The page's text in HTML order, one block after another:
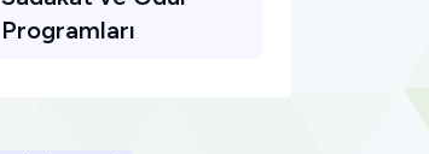
Programları